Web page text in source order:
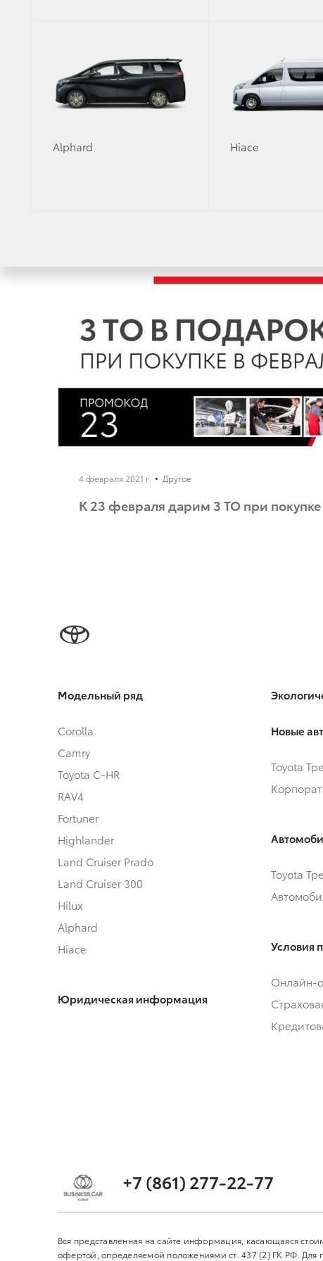
Alphard Hiace
4 февраля 2021 г. Другое
К 23 февраля дарим 3 ТО при
Модельный ряд
Corolla
Camry
Toyota C-HR
RAV4
Fortuner
Highlander
Land Cruiser Prado
Land Cruiser 300
Hilux
Alphard
Hiace
Юридическая информация
Новые
Toyota
Toyota
Условия
Онлайн-
+7 (861) 277-22-77
Вся представленная на сайте информация, касающаяся
офертой, определяемой положениями ст. 437 (2) ГК РФ.